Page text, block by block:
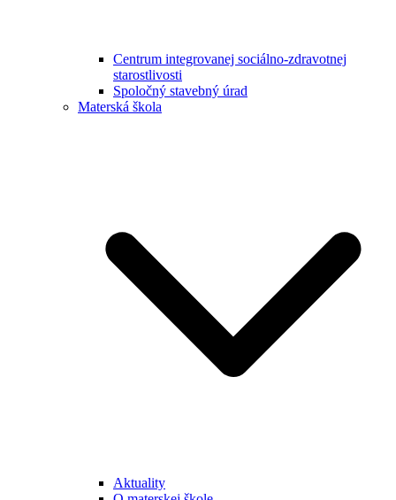
Centrum integrovanej sociálno-zdravotnej
starostlivosti
Spoločný stavebný úrad
Materská škola
Aktuality